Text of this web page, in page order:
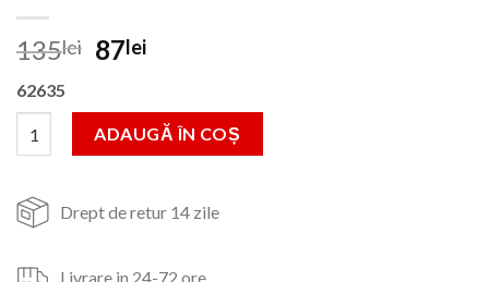
135lei Prețul
fost:
135lei.
87leiPrețul
87lei.
62635
Cantitate Roata pneumatica pentru roaba,16""X4""-8
ADAUGĂ ÎN COȘ
Drept de retur 14 zile
Livrare in 24-72 ore